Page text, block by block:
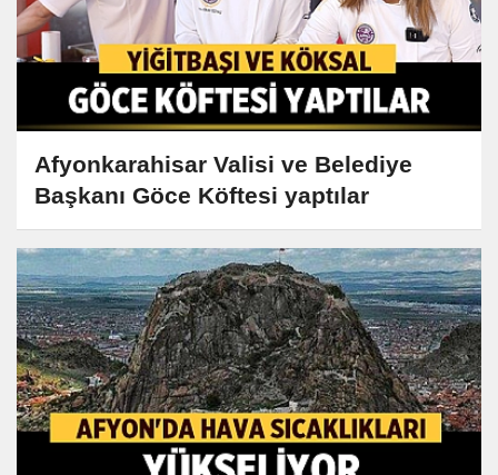
Afyonkarahisar Valisi ve Belediye
Başkanı Göce Köftesi yaptılar